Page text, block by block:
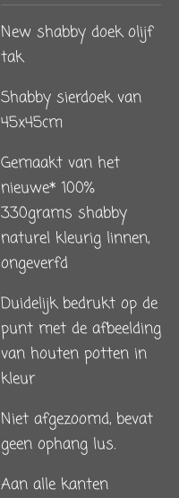
New shabby doek olijf
tak
Shabby sierdoek van
45x45cm
Gemaakt van het
nieuwe* 100%
330grams shabby
naturel kleurig linnen,
ongeverfd
Duidelijk bedrukt op de
punt met de afbeelding
van houten potten in
kleur
Niet afgezoomd, bevat
geen ophang lus.
Aan alle kanten